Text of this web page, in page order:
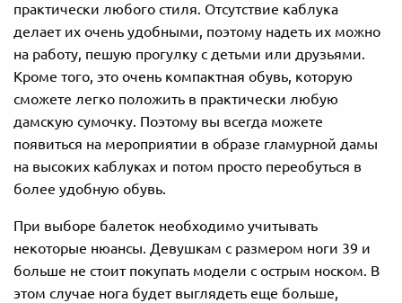
практически любого стиля. Отсутствие каблука
делает их очень удобными, поэтому надеть их можно
на работу, пешую прогулку с детьми или друзьями.
Кроме того, это очень компактная обувь, которую
сможете легко положить в практически любую
дамскую сумочку. Поэтому вы всегда можете
появиться на мероприятии в образе гламурной дамы
на высоких каблуках и потом просто переобуться в
более удобную обувь.
При выборе балеток необходимо учитывать
некоторые нюансы. Девушкам с размером ноги 39 и
больше не стоит покупать модели с острым носком. В
этом случае нога будет выглядеть еще больше,